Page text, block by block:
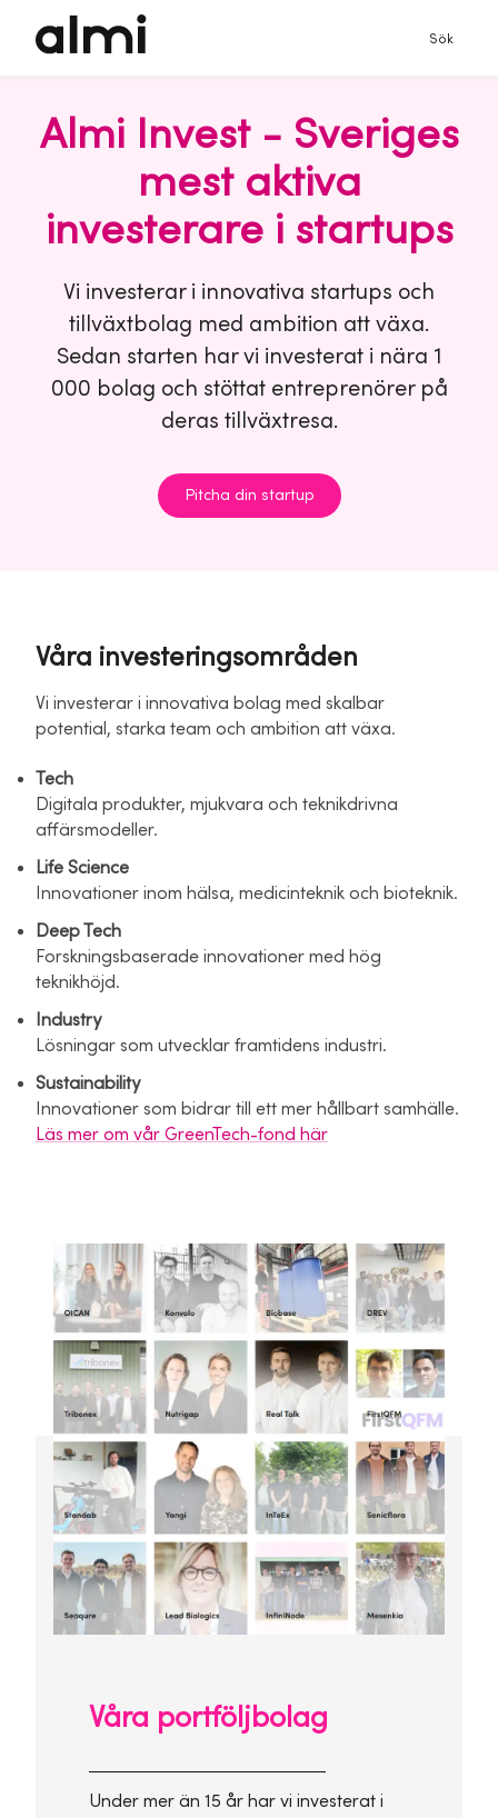
Sök
Almi Invest - Sveriges
mest aktiva
investerare i startups
Vi investerar i innovativa startups och
tillväxtbolag med ambition att växa.
Sedan starten har vi investerat i nära 1
000 bolag och stöttat entreprenörer på
deras tillväxtresa.
Pitcha din startup
Våra investeringsområden
Vi investerar i innovativa bolag med skalbar
potential, starka team och ambition att växa.
Tech
Digitala produkter, mjukvara och teknikdrivna
affärsmodeller.
Life Science
Innovationer inom hälsa, medicinteknik och bioteknik.
Deep Tech
Forskningsbaserade innovationer med hög
teknikhöjd.
Industry
Lösningar som utvecklar framtidens industri.
Sustainability
Innovationer som bidrar till ett mer hållbart samhälle.
Läs mer om vår GreenTech-fond här
Våra portföljbolag
Under mer än 15 år har vi investerat i